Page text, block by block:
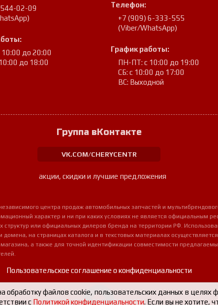
02-09
до 20:00
до 18:00
Телефон:
+7 (909) 6-333-555
(Viber/WhatsApp)
График работы:
ПН-ПТ: с 10:00 до 19:00
СБ: с 10:00 до 17:00
ВС: Выходной
Группа вКонтакте
VK.COM/CHERYCENTR
акции, скидки и лучшие предложения
центра продаж автомобильных запчастей и
характер и ни при каких условиях не является официальным
или официальных дилеров бренда на территории РФ.
на страницах каталога и в текстовых материалах
а также для точной идентификации совместимости
Пользовательское соглашение о конфиденциальности
обработку файлов cookie, пользовательских данных в целях
с Политикой конфиденциальности. Если вы не хотите,